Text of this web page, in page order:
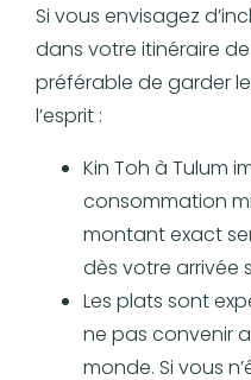
Si vous envisagez
dans votre itinéraire
préférable de garder
l’esprit :
Kin Toh à Tulum
consommation
montant exact
dès votre arrivée
Les plats sont
ne pas convenir
monde. Si vous